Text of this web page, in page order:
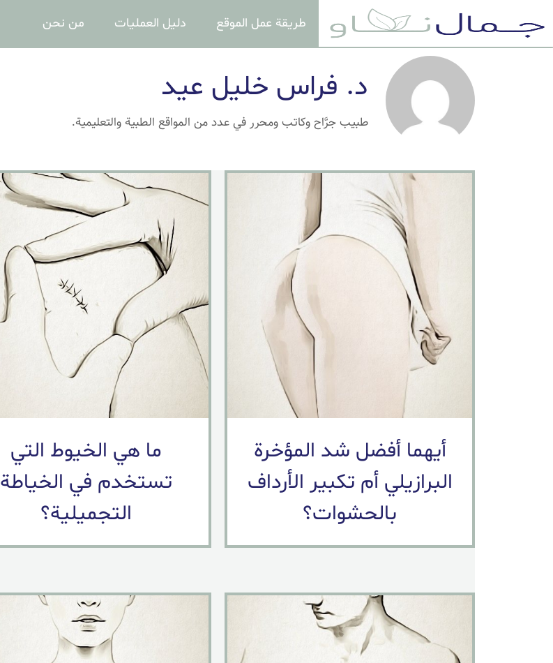
طريقة عمل الموقع دليل العمليات من نحن
د. فراس خليل عيد
طبيب جرَّاح وكاتب ومحرر في عدد من المواقع الطبية والتعليمية.
أيهما أفضل شد المؤخرة
البرازيلي أم تكبير الأرداف
بالحشوات؟
ما هي الخيوط التي
تستخدم في الخياطة
التجميلية؟